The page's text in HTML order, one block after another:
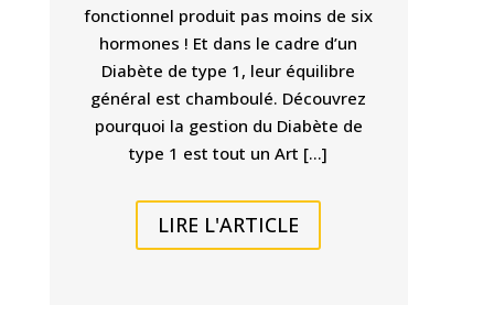
fonctionnel produit pas moins de six
hormones ! Et dans le cadre d’un
Diabète de type 1, leur équilibre
général est chamboulé. Découvrez
pourquoi la gestion du Diabète de
type 1 est tout un Art […]
LIRE L'ARTICLE